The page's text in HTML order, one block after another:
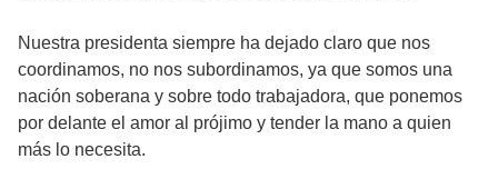
Nuestra presidenta siempre ha dejado claro que nos
coordinamos, no nos subordinamos, ya que somos una
nación soberana y sobre todo trabajadora, que ponemos
por delante el amor al prójimo y tender la mano a quien
más lo necesita.